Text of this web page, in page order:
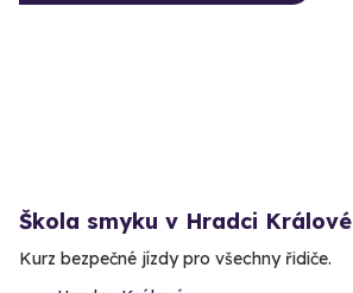
Škola smyku v Hradci Králové
Kurz bezpečné jízdy pro všechny řidiče.